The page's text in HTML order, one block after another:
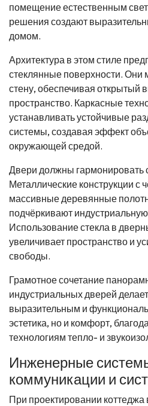
помещение естественным
решения создают
домом.
Архитектура в этом стиле
стеклянные поверхности. Они
стену, обеспечивая открытый
пространство. Каркасные
устанавливать устойчивые
системы, создавая эффект
окружающей средой.
Двери должны гармонировать
Металлические конструкции
массивные деревянные
подчёркивают индустриальную
Использование стекла в
увеличивает пространство и
свободы.
Грамотное сочетание
индустриальных дверей
выразительным и
эстетика, но и комфорт,
технологиям тепло- и
Инженерные
коммуникации и
При проектировании